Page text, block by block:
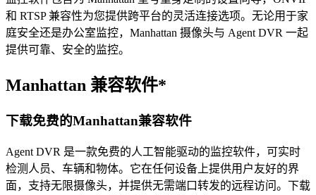
和 RTSP 兼容性为您提供跨平台的灵活连接选项。无论用于家
庭安全还是办公室监控，Manhattan 摄像头与 Agent DVR 一起
提供可靠、安全的监控。
Manhattan 兼容软件*
下载免费的Manhattan兼容软件
Agent DVR 是一款免费的人工智能驱动的监控软件，可实时
检测人员、车辆和物体。它在任何设备上提供用户友好的界
面，支持无限摄像头，并提供无需端口转发的远程访问。下载